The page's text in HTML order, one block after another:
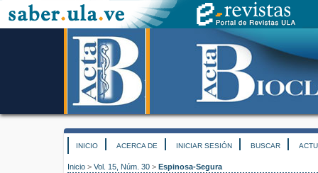
INICIO ACERCA DE INICIAR SESIÓN BUSCAR
Inicio > Vol. 15, Núm. 30 > Espinosa-Segura